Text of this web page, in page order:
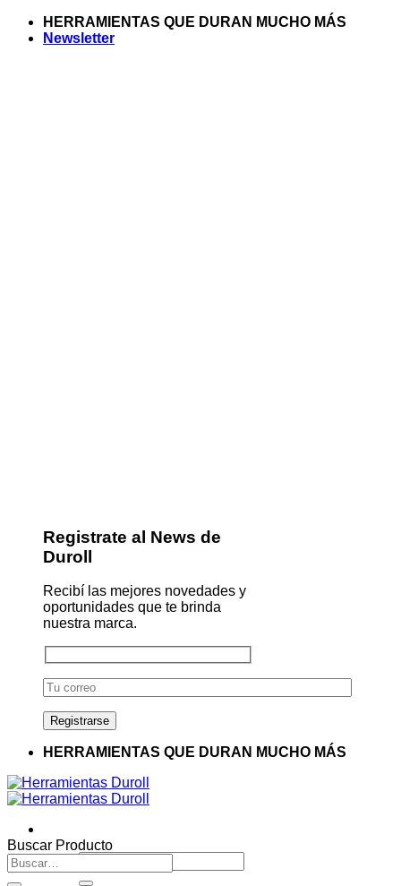
Saltar
HERRAMIENTAS QUE DURAN MUCHO MÁS
Newsletter
Registrate al News de
Duroll
Recibí las mejores novedades y
oportunidades que te brinda
nuestra marca.
HERRAMIENTAS QUE DURAN MUCHO MÁS
Buscar
por:
Buscar Producto
Buscar
por: